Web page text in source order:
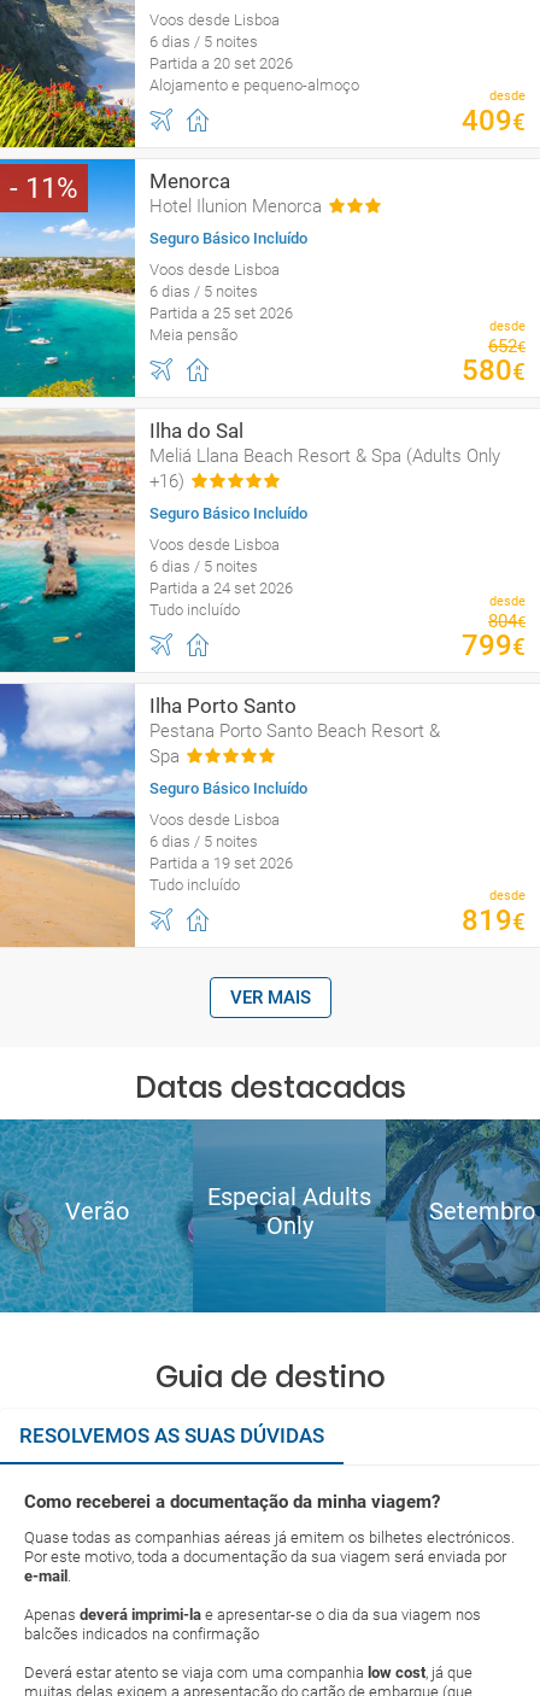
Voos desde Lisboa
6 dias / 5 noites
Partida a 20 set 2026
Alojamento e pequeno-almoço
desde
409€
11 Menorca
Hotel Ilunion Menorca
Seguro Básico Incluído
Voos desde Lisboa
6 dias / 5 noites
Partida a 25 set 2026
Meia pensão
desde
652€
580€
Ilha do Sal
Meliá Llana Beach Resort & Spa (Adults Only
+16)
Seguro Básico Incluído
Voos desde Lisboa
6 dias / 5 noites
Partida a 24 set 2026
Tudo incluído
desde
804€
799€
Ilha Porto Santo
Pestana Porto Santo Beach Resort &
Spa
Seguro Básico Incluído
Voos desde Lisboa
6 dias / 5 noites
Partida a 19 set 2026
Tudo incluído
desde
819€
VER MAIS
Datas destacadas
Verão
Especial Adults
Only
Setembro
Guia de destino
RESOLVEMOS AS SUAS DÚVIDAS
Como receberei a documentação da minha viagem?
Quase todas as companhias aéreas já emitem os bilhetes electrónicos.
Por este motivo, toda a documentação da sua viagem será enviada por
e-mail .
Apenas deverá imprimi-la e apresentar-se o dia da sua viagem nos
balcões indicados na confirmação
Deverá estar atento se viaja com uma companhia low cost, já que
muitas delas exigem a apresentação do cartão de embarque (que